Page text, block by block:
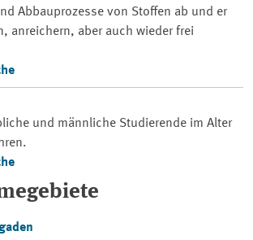
Abbauprozesse von Stoffen ab und er
anreichern, aber auch wieder frei
und männliche Studierende im Alter